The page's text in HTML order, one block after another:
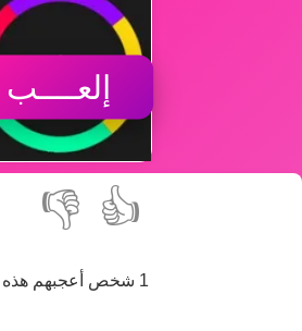
إلعــــب
👍
👎
1 شخص أعجبهم هذه اللعبة، انضم إليهم!